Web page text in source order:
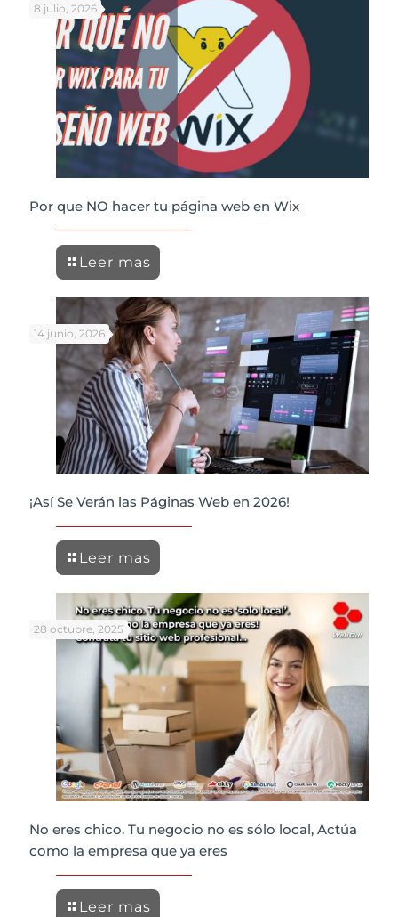
8 julio, 2026
Por que NO hacer tu página web en Wix
Leer mas
14 junio, 2026
¡Así Se Verán las Páginas Web en 2026!
Leer mas
28 octubre, 2025
No eres chico. Tu negocio no es sólo local, Actúa
como la empresa que ya eres
Leer mas